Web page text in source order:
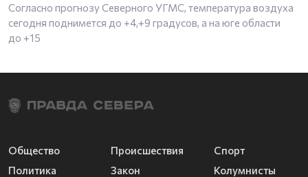
Согласно прогнозу Северного УГМС, температура воздуха
сегодня поднимется до +4,+9 градусов, а на юге области
до +15
Общество
Политика
Происшествия
Закон
Спорт
Колумнисты